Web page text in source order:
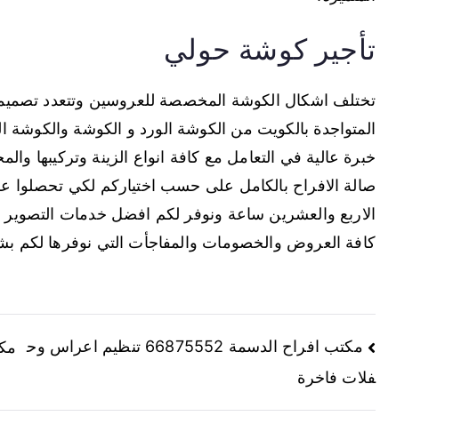
تأجير كوشة حولي
تختلف اشكال الكوشة المخصصة للعروسين وتتعدد
المتواجدة بالكويت من الكوشة الورد و الكوشة والكوشة
خبرة عالية في التعامل مع كافة انواع الزينة وتركيبها
صالة الافراح بالكامل على حسب اختياركم لكي تحصلوا
الاربع والعشرين ساعة ونوفر لكم افضل خدمات
كافة العروض والخصومات والمفاجأت التي نوفرها
مكتب افراح الدسمة 66875552 تنظيم اعراس وح
فلات فاخرة